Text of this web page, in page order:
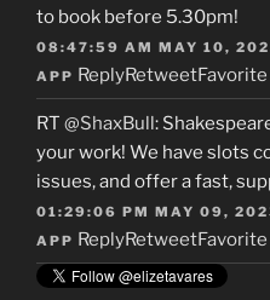
to book before 5.30pm!
08:47:59 AM MAY 10,
APP ReplyRetweetFavorite
RT @ShaxBull:
your work! We have slots
issues, and offer a fast,
01:29:06 PM MAY 09,
APP ReplyRetweetFavorite